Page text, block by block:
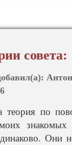
совета:
Антон
теория по
Они